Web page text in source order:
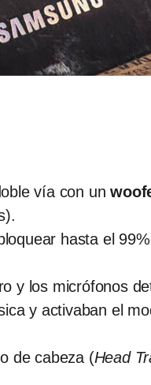
vía con un
hasta el
y los micrófonos
y activaban el
de cabeza (Head